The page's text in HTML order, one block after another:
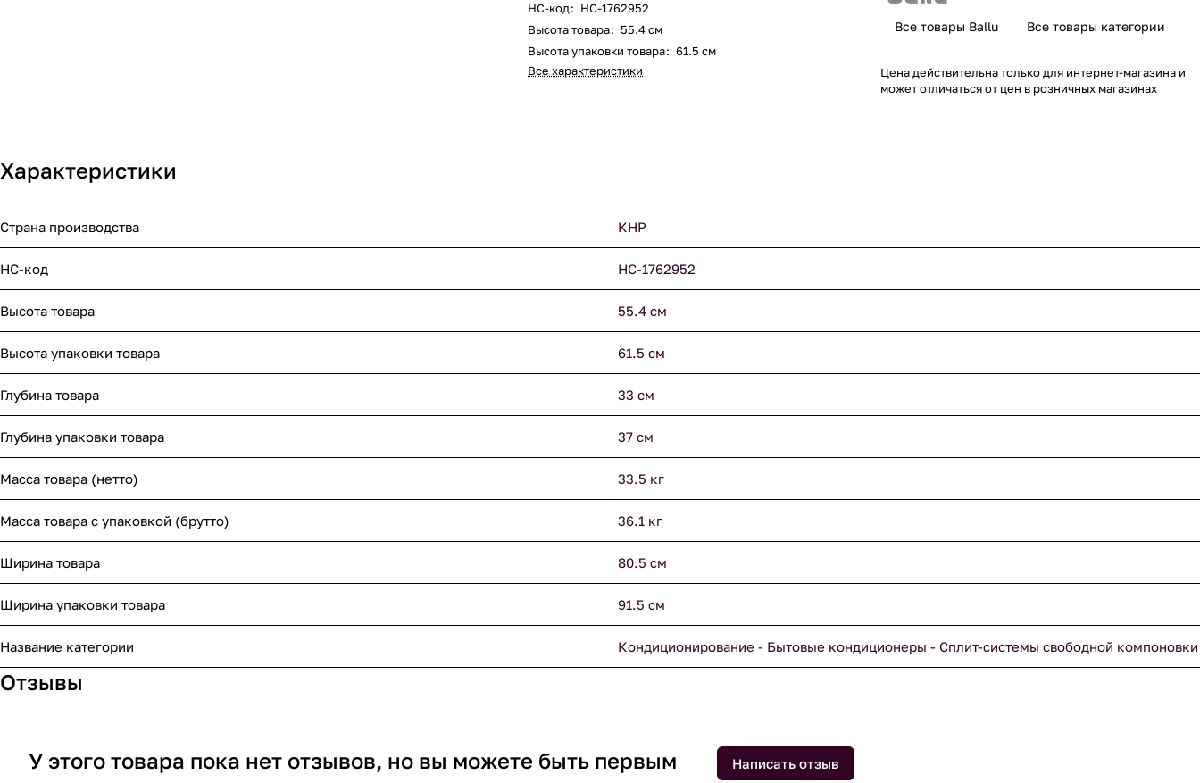
НС-код: НС-1762952
Высота товара: 55.4 см
Высота упаковки товара: 61.5 см
Все характеристики
Все товары Ballu Все товары категории
Цена действительна только для интернет-магазина и
может отличаться от цен в розничных магазинах
Характеристики
Страна производства КНР
НС-код НС-1762952
Высота товара 55.4 см
Высота упаковки товара 61.5 см
Глубина товара 33 см
Глубина упаковки товара 37 см
Масса товара (нетто) 33.5 кг
Масса товара с упаковкой (брутто) 36.1 кг
Ширина товара 80.5 см
Ширина упаковки товара 91.5 см
Название категории Кондиционирование - Бытовые кондиционеры - Сплит-системы свободной компоновки
Отзывы
У этого товара пока нет отзывов, но вы можете быть первым Написать отзыв